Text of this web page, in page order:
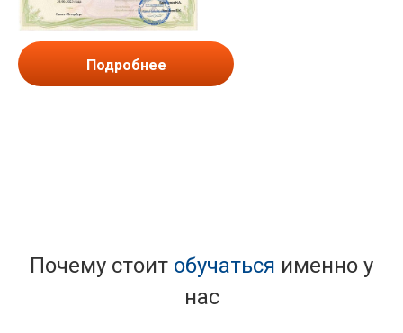
Подробнее
Почему стоит обучаться именно у
нас